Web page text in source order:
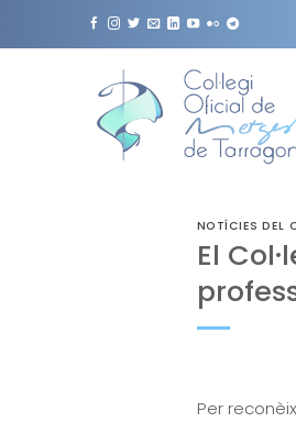
NOTÍCIES DEL
El
Per